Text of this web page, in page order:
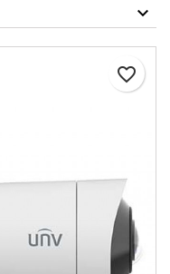
favorite_border